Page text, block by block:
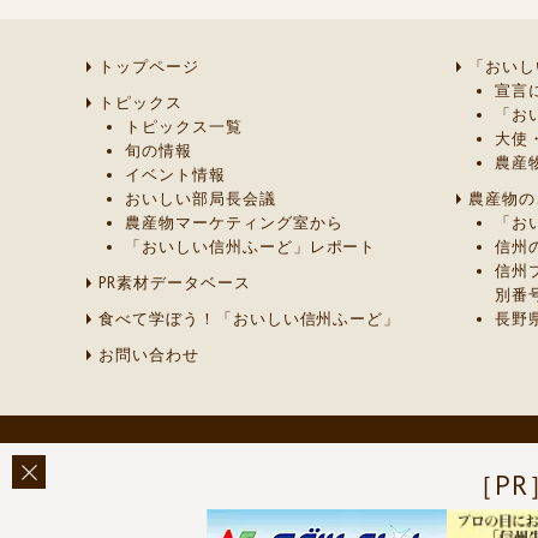
［
トップページ
トピックス
トピックス一覧
旬の情報
イベント情報
おいしい部局長会議
農産物マーケティング室から
「おいしい信州ふーど」レポート
PR素材データベース
食べて学ぼう！「おいしい信州ふーど」
お問い合わせ
「おい
宣言
「
大使
農産
農産物
「
信州
信州
別番
長野
このページに関す